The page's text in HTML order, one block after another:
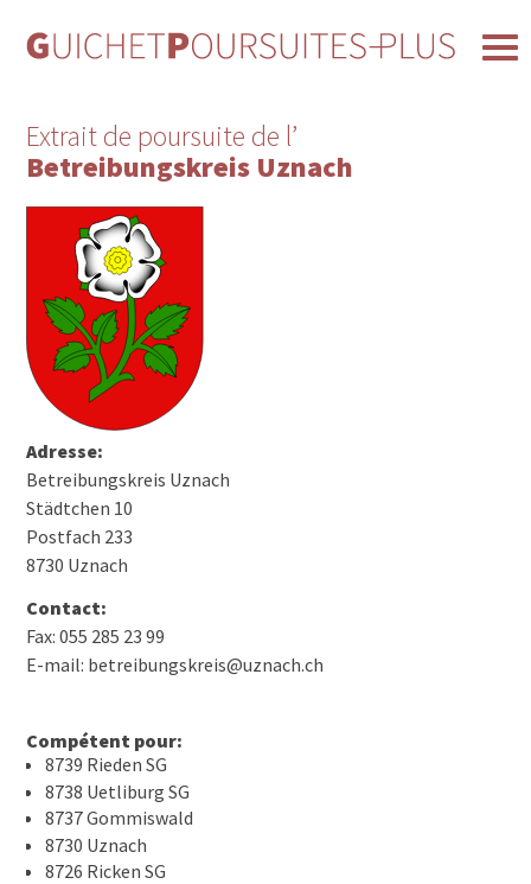
Extrait de poursuite de l’
Betreibungskreis Uznach
Adresse:
Betreibungskreis Uznach
Städtchen 10
Postfach 233
8730 Uznach
Contact:
Fax: 055 285 23 99
E-mail: betreibungskreis@uznach.ch
Compétent pour:
8739 Rieden SG
8738 Uetliburg SG
8737 Gommiswald
8730 Uznach
8726 Ricken SG